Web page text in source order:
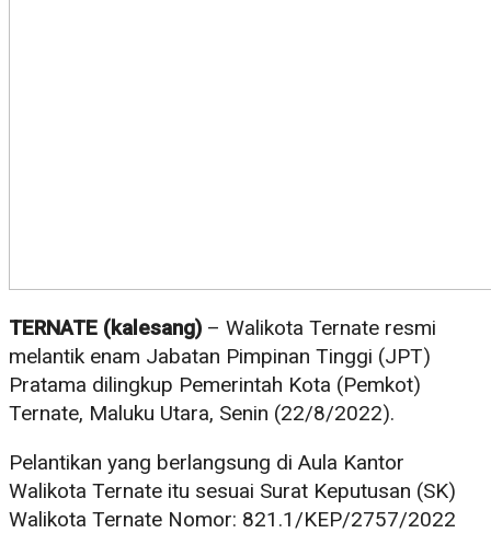
TERNATE (kalesang) – Walikota Ternate resmi
melantik enam Jabatan Pimpinan Tinggi (JPT)
Pratama dilingkup Pemerintah Kota (Pemkot)
Ternate, Maluku Utara, Senin (22/8/2022).
Pelantikan yang berlangsung di Aula Kantor
Walikota Ternate itu sesuai Surat Keputusan (SK)
Walikota Ternate Nomor: 821.1/KEP/2757/2022